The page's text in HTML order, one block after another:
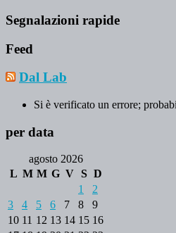
Segnalazioni rapide
Feed
Dal Lab
Si è verificato un errore;
per data
agosto 2026
L M M G V S D
1
2
3
4 5 6 7 8
9
10 11 12 13 14 15 16